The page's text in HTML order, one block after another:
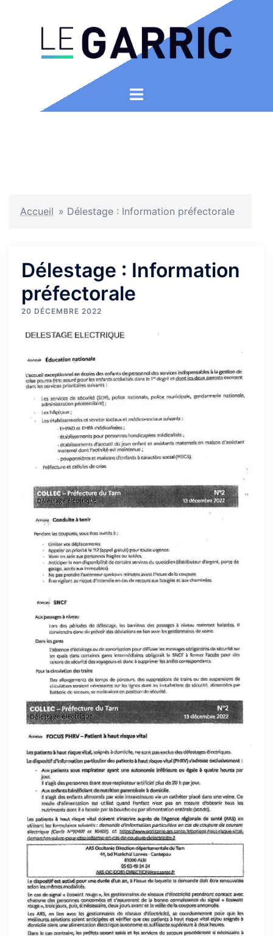
Ouvrir/fermer
Accueil » Délestage : Information préfectorale
Délestage : Information
préfectorale
20 DÉCEMBRE 2022